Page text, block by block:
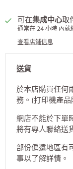
可在集成中心取
通常在 24 小時 內就
查看店鋪信息
送貨
於本店購買任何
務。(打印機產品
網店不能於下單
將有專人聯絡送
部份偏遠地區有
事以了解詳情。